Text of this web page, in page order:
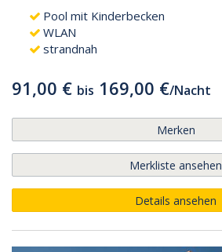
Pool mit Kinderbecken
WLAN
strandnah
91,00 € bis 169,00 €/Nacht
Merken
Merkliste ansehen
Details ansehen